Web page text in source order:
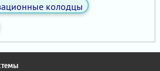
колодцы